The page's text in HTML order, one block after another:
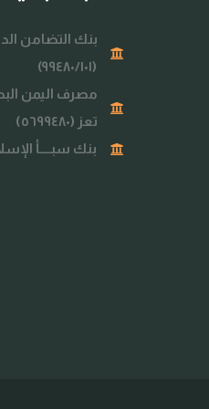
بنك التضامن
(٩٩٤٨٠/١٠١)
مصرف اليمن
تعز (٥٦٩٩٤٨٠)
بنك سبــــأ